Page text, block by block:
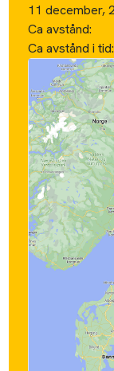
11 december,
Ca avstånd:
Ca avstånd i tid: